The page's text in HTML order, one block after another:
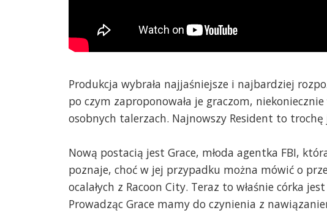
Produkcja wybrała najjaśniejsze i najbardziej
po czym zaproponowała je graczom,
osobnych talerzach. Najnowszy Resident to
Nową postacią jest Grace, młoda agentka FBI,
poznaje, choć w jej przypadku można mówić o
ocalałych z Racoon City. Teraz to właśnie córka
Prowadząc Grace mamy do czynienia z